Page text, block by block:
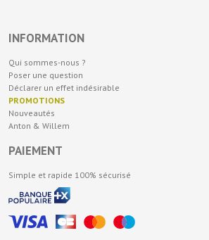
INFORMATION
Qui sommes-nous ?
Poser une question
Déclarer un effet indésirable
PROMOTIONS
Nouveautés
Anton & Willem
PAIEMENT
Simple et rapide 100% sécurisé